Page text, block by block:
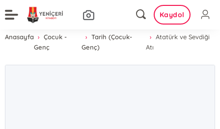
Kaydol
Anasayfa
Çocuk -
Genç
Tarih (Çocuk-
Genç)
Atatürk ve Sevdiği
Atı